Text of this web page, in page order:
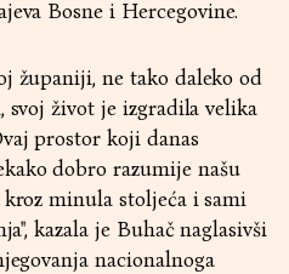
Bosne i Hercegovine.
županiji, ne tako daleko od
život je izgradila velika
prostor koji danas
dobro razumije našu
minula stoljeća i sami
kazala je Buhač naglasivši
nacionalnoga